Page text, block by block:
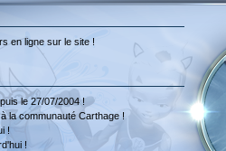
en ligne sur le site !
le 27/07/2004 !
la communauté Carthage !
!
!